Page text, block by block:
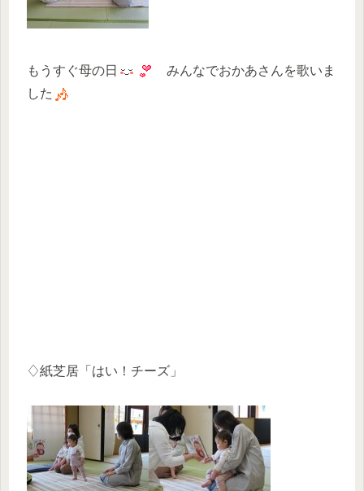
もうすぐ母の日
みんなでおかあさんを歌いま
した
♢紙芝居「はい！チーズ」